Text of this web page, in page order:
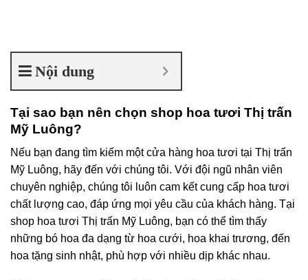
Nội dung
Tại sao bạn nên chọn shop hoa tươi Thị trấn
Mỹ Luông?
Nếu bạn đang tìm kiếm một cửa hàng hoa tươi tại Thị trấn
Mỹ Luông, hãy đến với chúng tôi. Với đội ngũ nhân viên
chuyên nghiệp, chúng tôi luôn cam kết cung cấp hoa tươi
chất lượng cao, đáp ứng mọi yêu cầu của khách hàng. Tại
shop hoa tươi Thị trấn Mỹ Luông, bạn có thể tìm thấy
những bó hoa đa dạng từ hoa cưới, hoa khai trương, đến
hoa tặng sinh nhật, phù hợp với nhiều dịp khác nhau.